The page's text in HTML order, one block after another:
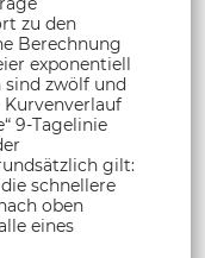
zu den
Berechnung
exponentiell
zwölf und
Kurvenverlauf
9-Tagelinie
gilt:
schnellere
oben
eines